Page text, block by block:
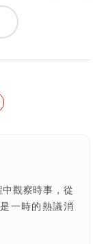
觀察時事，從
一時的熱議消